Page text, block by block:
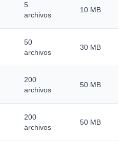
5
archivos
10 MB
50
archivos
30 MB
200
archivos
50 MB
200
archivos
50 MB